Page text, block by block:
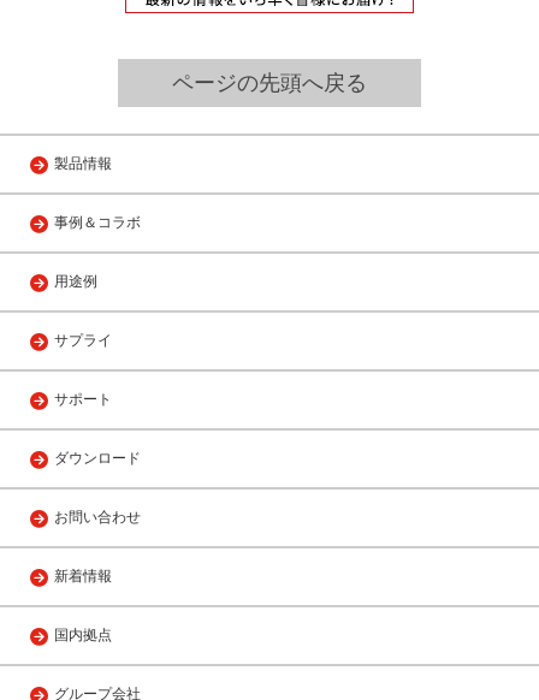
ページの先頭へ戻る
製品情報
事例＆コラボ
用途例
サプライ
サポート
ダウンロード
お問い合わせ
新着情報
国内拠点
グループ会社